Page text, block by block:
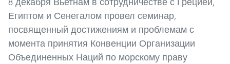
Египтом и Сенегалом провел семинар,
посвященный достижениям и проблемам с
момента принятия Конвенции Организации
Объединенных Наций по морскому праву